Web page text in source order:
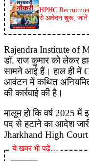
HPHC
से आवेदन शुरू; जानें
Rajendra Institute of
डॉ. राज कुमार को लेकर
सामने आई हैं। हाल ही
आवंटन में कथित
की कार्रवाई की है।
मालूम हो कि वर्ष 2025 में
पद से हटाने का आदेश
Jharkhand High
ये खबर भी पढ़ें…